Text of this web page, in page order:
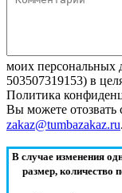
моих
503507319153) в
Политика
Вы можете отозвать
zakaz@tumbazakaz.ru.
В случае изменения
размер, количество